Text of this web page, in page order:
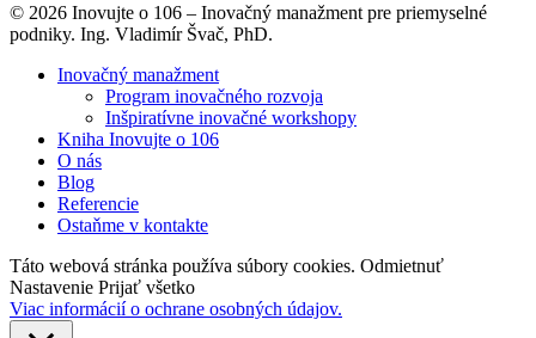
© 2026 Inovujte o 106 – Inovačný manažment pre priemyselné
podniky. Ing. Vladimír Švač, PhD.
Close
Inovačný manažment
Program inovačného rozvoja
Inšpiratívne inovačné workshopy
Kniha Inovujte o 106
O nás
Blog
Referencie
Ostaňme v kontakte
Táto webová stránka používa súbory cookies. Odmietnuť
Nastavenie Prijať všetko
Viac informácií o ochrane osobných údajov.